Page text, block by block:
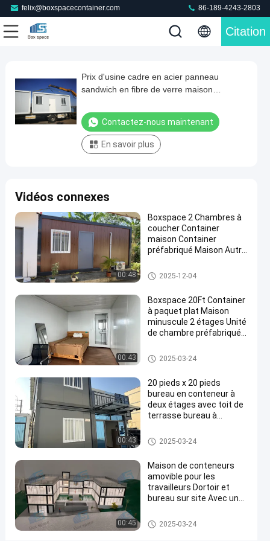
felix@boxspacecontainer.com 86-189-4243-2803
Citation
Video
Time
Loaded:
Prix
d'usine
cadre
en
fibre
de
verre
maison
modulaire
maison
préfabriquée
maison
pour
le
chantier
de
construction
bureau
Maison
de
conteneur
05-07
1891
points
de vue
Contactez-
nous
maintenant
Partager
#
Des
Prix d'usine cadre en acier panneau
sandwich en fibre de verre maison
pour le chantier de construction bureau
Contactez-nous maintenant
En savoir plus
Vidéos connexes
00:48
Boxspace 2 Chambres à
coucher Container
maison Container
préfabriqué Maison Autre
Immobilier Container
maison de deux étages
Maison détachable de contene
ur
2025-12-04
00:43
Boxspace 20Ft Container
à paquet plat Maison
minuscule 2 étages Unité
de chambre préfabriquée
Maison détachable de contene
ur
2025-03-24
00:43
20 pieds x 20 pieds
bureau en conteneur à
deux étages avec toit de
terrasse bureau à
vacances pour usage
personnel
Maison détachable de contene
ur
2025-03-24
00:45
Maison de conteneurs
amovible pour les
travailleurs Dortoir et
bureau sur site Avec une
flexible et une installation
facile
Maison détachable de contene
ur
2025-03-24